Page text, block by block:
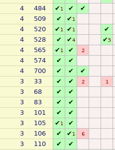
4 484 ✔1 ✔
✔
4 509 ✔ ✔1
4 520 ✔1 ✔1
✔
4 528 ✔ ✔4 ✔5
4 565 ✔1 ✔ 2
4 574 ✔
✔
4 700 ✔ ✔
✔
3 33 ✔ ✔ 2 1
3 68 ✔
✔
3 83 ✔
✔
3 101 ✔
✔
3 105 ✔1
✔
3 106 ✔ ✔1 6
3 110 ✔
✔